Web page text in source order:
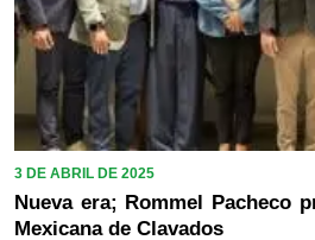
3 DE ABRIL DE 2025
Nueva era; Rommel Pacheco
Mexicana de Clavados